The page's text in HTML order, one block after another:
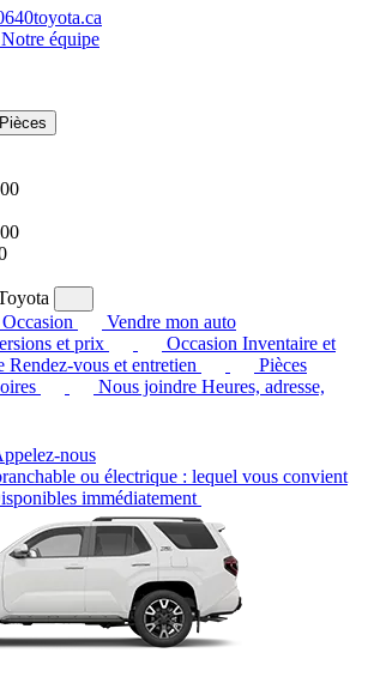
Notre équipe
Pièces
Occasion
Vendre mon auto
et prix Occasion Inventaire et
Rendez-vous et entretien
Pièces
Nous joindre Heures, adresse,
nous
ou électrique : lequel vous convient
immédiatement